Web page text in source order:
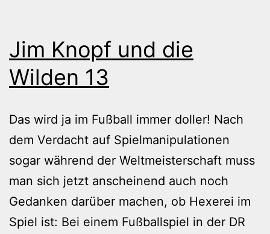
Jim Knopf und die
Wilden 13
Das wird ja im Fußball immer doller! Nach
dem Verdacht auf Spielmanipulationen
sogar während der Weltmeisterschaft muss
man sich jetzt anscheinend auch noch
Gedanken darüber machen, ob Hexerei im
Spiel ist: Bei einem Fußballspiel in der DR